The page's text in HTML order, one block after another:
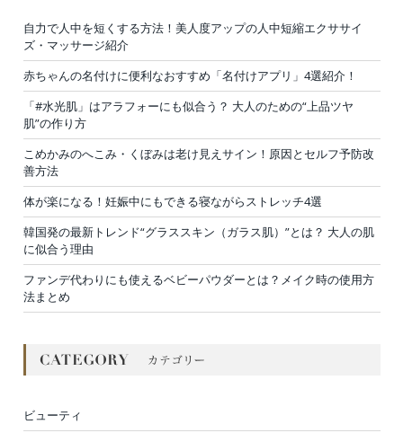
自力で人中を短くする方法！美人度アップの人中短縮エクササイ
ズ・マッサージ紹介
赤ちゃんの名付けに便利なおすすめ「名付けアプリ」4選紹介！
「#水光肌」はアラフォーにも似合う？ 大人のための“上品ツヤ
肌”の作り方
こめかみのへこみ・くぼみは老け見えサイン！原因とセルフ予防改
善方法
体が楽になる！妊娠中にもできる寝ながらストレッチ4選
韓国発の最新トレンド“グラススキン（ガラス肌）”とは？ 大人の肌
に似合う理由
ファンデ代わりにも使えるベビーパウダーとは？メイク時の使用方
法まとめ
ビューティ